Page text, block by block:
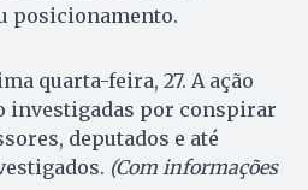
posicionamento.
quarta-feira, 27. A ação
investigadas por conspirar
deputados e até
(Com informações